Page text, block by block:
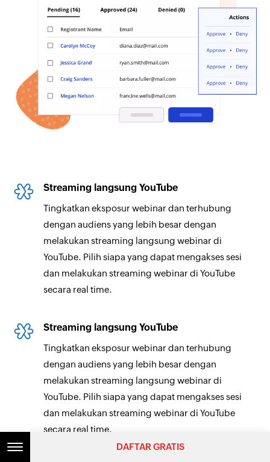
Streaming langsung YouTube
Tingkatkan eksposur webinar dan terhubung
dengan audiens yang lebih besar dengan
melakukan streaming langsung webinar di
YouTube. Pilih siapa yang dapat mengakses sesi
dan melakukan streaming webinar di YouTube
secara real time.
Streaming langsung YouTube
Tingkatkan eksposur webinar dan terhubung
dengan audiens yang lebih besar dengan
melakukan streaming langsung webinar di
YouTube. Pilih siapa yang dapat mengakses sesi
dan melakukan streaming webinar di YouTube
secara real time.
DAFTAR GRATIS